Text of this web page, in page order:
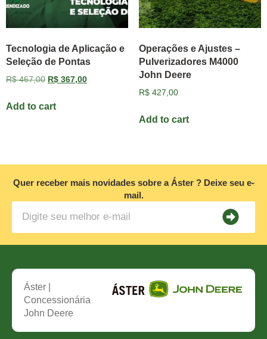
Tecnologia de Aplicação e
Seleção de Pontas
R$467,00 R$ 367,00
Add to cart
Operações e Ajustes –
Pulverizadores M4000
John Deere
R$427,00
Add to cart
Quer receber mais novidades sobre a Áster ? Deixe seu e-
mail.
Áster |
Concessionária
John Deere